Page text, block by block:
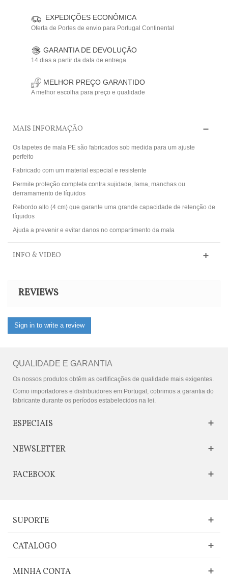
EXPEDIÇÕES ECONÔMICA
Oferta de Portes de envio para Portugal Continental
GARANTIA DE DEVOLUÇÃO
14 dias a partir da data de entrega
MELHOR PREÇO GARANTIDO
A melhor escolha para preço e qualidade
MAIS INFORMAÇÃO
Os tapetes de mala PE são fabricados sob medida para um ajuste
perfeito
Fabricado com um material especial e resistente
Permite proteção completa contra sujidade, lama, manchas ou
derramamento de líquidos
Rebordo alto (4 cm) que garante uma grande capacidade de retenção de
líquidos
Ajuda a prevenir e evitar danos no compartimento da mala
INFO & VIDEO
REVIEWS
Sign in to write a review
QUALIDADE E GARANTIA
Os nossos produtos obtêm as certificações de qualidade mais exigentes.
Como importadores e distribuidores em Portugal, cobrimos a garantia do
fabricante durante os períodos estabelecidos na lei.
ESPECIAIS
NEWSLETTER
FACEBOOK
SUPORTE
CATALOGO
MINHA CONTA